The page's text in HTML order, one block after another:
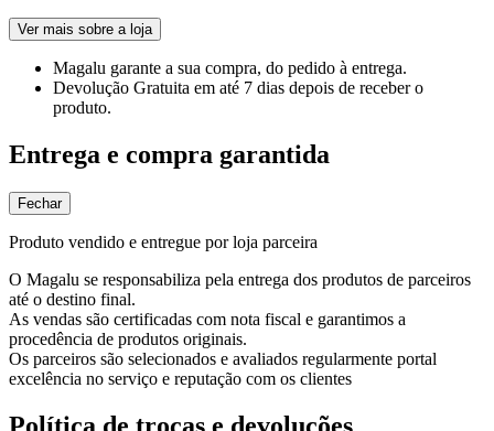
Ver mais sobre a loja
Magalu garante a sua compra, do pedido à entrega.
Devolução Gratuita em até 7 dias depois de receber o
produto.
Entrega e compra garantida
Fechar
Produto vendido e entregue por loja parceira
O Magalu se responsabiliza pela entrega dos produtos de parceiros
até o destino final.
As vendas são certificadas com nota fiscal e garantimos a
procedência de produtos originais.
Os parceiros são selecionados e avaliados regularmente portal
excelência no serviço e reputação com os clientes
Política de trocas e devoluções